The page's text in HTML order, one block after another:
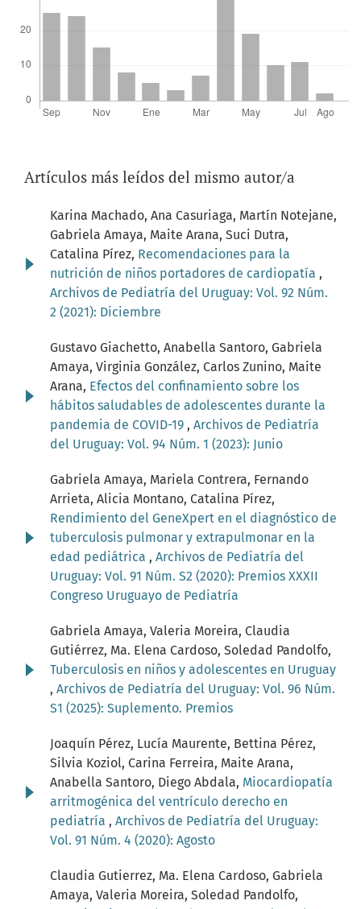
Artículos más leídos del mismo autor/a
Karina Machado, Ana Casuriaga, Martín Notejane,
Gabriela Amaya, Maite Arana, Suci Dutra,
Catalina Pírez, Recomendaciones para la
nutrición de niños portadores de cardiopatía ,
Archivos de Pediatría del Uruguay: Vol. 92 Núm.
2 (2021): Diciembre
Gustavo Giachetto, Anabella Santoro, Gabriela
Amaya, Virginia González, Carlos Zunino, Maite
Arana, Efectos del confinamiento sobre los
hábitos saludables de adolescentes durante la
pandemia de COVID-19 , Archivos de Pediatría
del Uruguay: Vol. 94 Núm. 1 (2023): Junio
Gabriela Amaya, Mariela Contrera, Fernando
Arrieta, Alicia Montano, Catalina Pírez,
Rendimiento del GeneXpert en el diagnóstico de
tuberculosis pulmonar y extrapulmonar en la
edad pediátrica , Archivos de Pediatría del
Uruguay: Vol. 91 Núm. S2 (2020): Premios XXXII
Congreso Uruguayo de Pediatría
Gabriela Amaya, Valeria Moreira, Claudia
Gutiérrez, Ma. Elena Cardoso, Soledad Pandolfo,
Tuberculosis en niños y adolescentes en Uruguay
, Archivos de Pediatría del Uruguay: Vol. 96 Núm.
S1 (2025): Suplemento. Premios
Joaquín Pérez, Lucía Maurente, Bettina Pérez,
Silvia Koziol, Carina Ferreira, Maite Arana,
Anabella Santoro, Diego Abdala, Miocardiopatía
arritmogénica del ventrículo derecho en
pediatría , Archivos de Pediatría del Uruguay:
Vol. 91 Núm. 4 (2020): Agosto
Claudia Gutierrez, Ma. Elena Cardoso, Gabriela
Amaya, Valeria Moreira, Soledad Pandolfo,